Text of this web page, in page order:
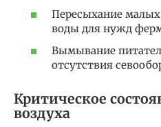
Пересыхание малых
воды для нужд
Вымывание
отсутствия
Критическое
воздуха